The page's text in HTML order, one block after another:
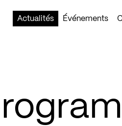
Actualités
Événements